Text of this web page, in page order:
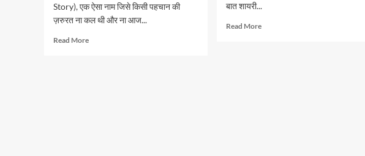
Story), एक ऐसा नाम जिसे किसी पहचान की
ज़रुरत ना कल थी और ना आज...
Read MoreRead
बात शायरी...
Read MoreRead